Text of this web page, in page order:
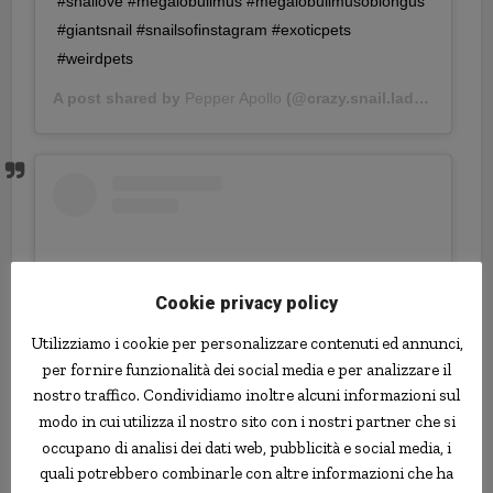
#giantsnail #snailsofinstagram #exoticpets
#weirdpets
A post shared by Pepper Apollo (@crazy.snail.lady1) on
View this post on Instagram
Cookie privacy policy
Utilizziamo i cookie per personalizzare contenuti ed annunci,
per fornire funzionalità dei social media e per analizzare il
nostro traffico. Condividiamo inoltre alcuni informazioni sul
modo in cui utilizza il nostro sito con i nostri partner che si
occupano di analisi dei dati web, pubblicità e social media, i
quali potrebbero combinarle con altre informazioni che ha